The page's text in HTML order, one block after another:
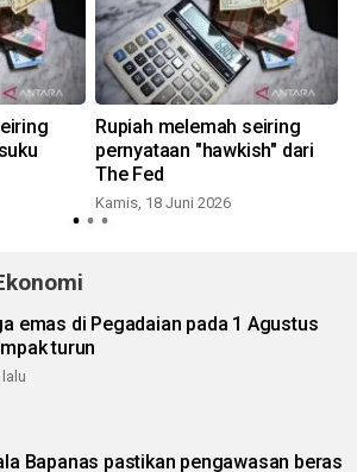
Rupiah melemah seiring
pernyataan "hawkish" dari
The Fed
Kamis, 18 Juni 2026
emas di Pegadaian pada 1 Agustus
turun
Bapanas pastikan pengawasan beras